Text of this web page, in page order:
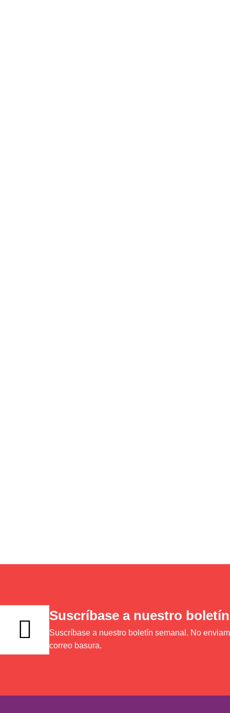
Suscríbase a nuestro boletín
Suscríbase a nuestro boletín semanal. No
correo basura.